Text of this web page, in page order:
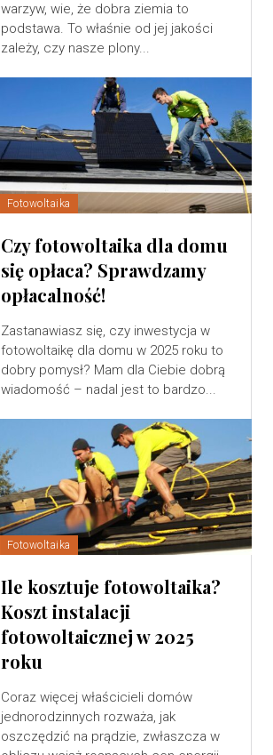
warzyw, wie, że dobra ziemia to
podstawa. To właśnie od jej jakości
zależy, czy nasze plony...
Fotowoltaika
Czy fotowoltaika dla domu
się opłaca? Sprawdzamy
opłacalność!
Zastanawiasz się, czy inwestycja w
fotowoltaikę dla domu w 2025 roku to
dobry pomysł? Mam dla Ciebie dobrą
wiadomość – nadal jest to bardzo...
Fotowoltaika
Ile kosztuje fotowoltaika?
Koszt instalacji
fotowoltaicznej w 2025
roku
Coraz więcej właścicieli domów
jednorodzinnych rozważa, jak
oszczędzić na prądzie, zwłaszcza w